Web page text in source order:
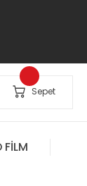
Sepet
FİLM